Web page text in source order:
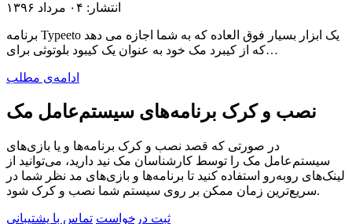
انتشار: ۰۴ مرداد ۱۳۹۶
برنامه Typeeto یک ابزار بسیار فوق العاده که به شما اجازه می دهد
که از کیبرد مک خود به عنوان یک کیبود بلوتوثی برای…
ادامه‌ی مطلب
نصب و کرک برنامه‌های سیستم‌عامل مک
در صورتی که قصد نصب و کرک برنامه‌ها و یا بازی‌های
سیستم‌عامل مک را توسط کارشناسان مک نید دارید، می‌توانید از
لینک‌های رو‌به‌رو استفاده کنید تا برنامه‌ها و بازی‌های مد نظر شما در
سریع‌ترین زمان ممکن بر روی سیستم شما نصب و کرک شود.
ثبت درخواست تماس با پشتیبانی